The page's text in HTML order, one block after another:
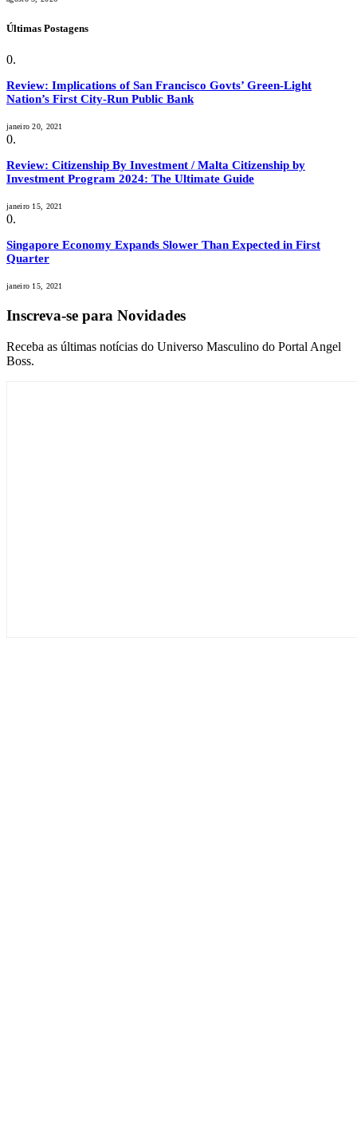
Últimas Postagens
Review: Implications of San Francisco Govts’ Green-Light
Nation’s First City-Run Public Bank
janeiro 20, 2021
Review: Citizenship By Investment / Malta Citizenship by
Investment Program 2024: The Ultimate Guide
janeiro 15, 2021
Singapore Economy Expands Slower Than Expected in First
Quarter
janeiro 15, 2021
Inscreva-se para Novidades
Receba as últimas notícias do Universo Masculino do Portal Angel
Boss.